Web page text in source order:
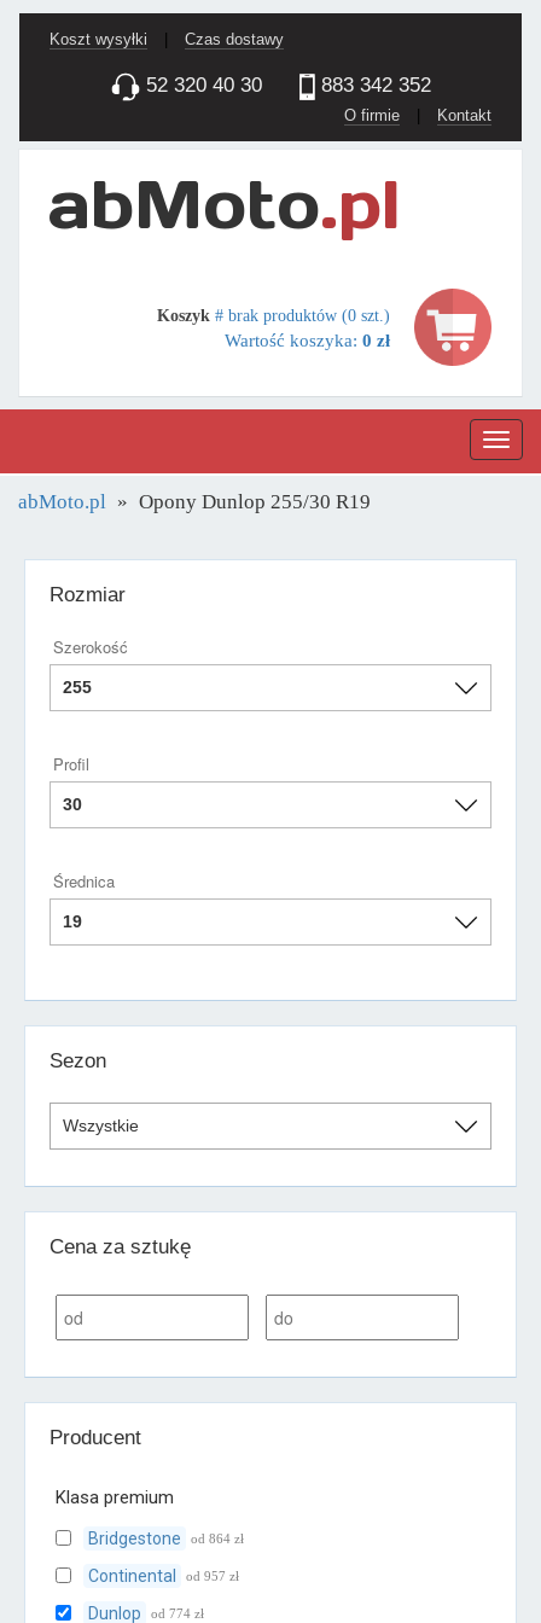
Koszt wysyłki Czas dostawy
52 320 40 30 883 342 352
O firmie | Kontakt
Koszyk # brak produktów (0 szt.)
Wartość koszyka: 0 zł
abMoto.pl Opony Dunlop 255/30 R19
Rozmiar
Szerokość
Profil
Średnica
Sezon
Cena za sztukę
Producent
Klasa premium
Bridgestone od 864 zł
Continental od 957 zł
Dunlop od 774 zł